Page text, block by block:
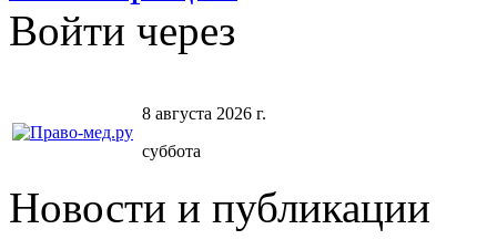
Войти через
8 августа 2026 г.
суббота
Новости и публикации